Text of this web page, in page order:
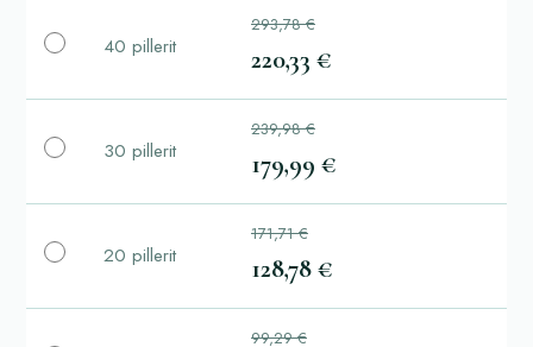
40 pillerit
293,78 €
220,33 €
30 pillerit
239,98 €
179,99 €
20 pillerit
171,71 €
128,78 €
99,29 €